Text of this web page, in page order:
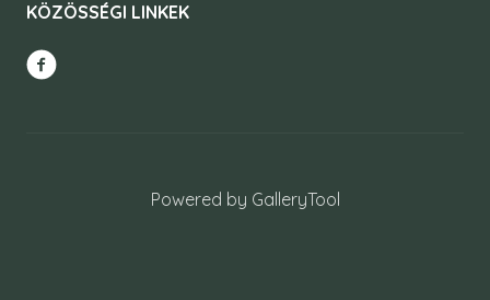
KÖZÖSSÉGI LINKEK
Powered by GalleryTool